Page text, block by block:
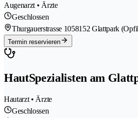
Augenarzt • Ärzte
Geschlossen
Thurgauerstrasse 1058152 Glattpark
Termin reservieren
HautSpezialisten am
Hautarzt • Ärzte
Geschlossen